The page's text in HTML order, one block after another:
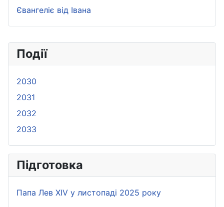
Події
2030
2031
2032
2033
Підготовка
Папа Лев XIV у листопаді 2025 року
Євангеліє від Івана